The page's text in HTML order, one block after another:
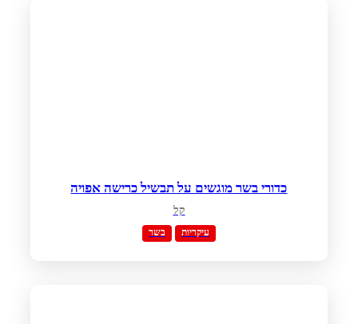
כדורי בשר מוגשים על תבשיל כרישה אפויה
קל
בשר עיקריות